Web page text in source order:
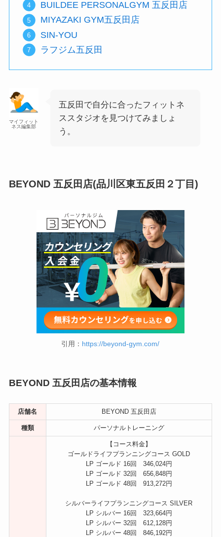
BUILDEE PERSONALGYM 五反田店
MIYAZAKI GYM五反田店
SIN-YOU
ラフジム五反田
マイフィット
ネス編集部
五反田で自分に合ったフィットネ
ススタジオを見つけてみましょ
う。
BEYOND 五反田店(品川区東五反田２丁目)
引用： https://beyond-gym.com/
BEYOND 五反田店の基本情報
店舗名 BEYOND 五反田店
種類 パーソナルトレーニング
【コース料金】
ゴールドライフプランニングコース GOLD
LP ゴールド 16回 346,024円
LP ゴールド 32回 656,848円
LP ゴールド 48回 913,272円
シルバーライフプランニングコース SILVER
LP シルバー 16回 323,664円
LP シルバー 32回 612,128円
LP シルバー 48回 846,192円